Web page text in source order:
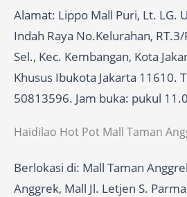
Alamat: Lippo Mall Puri, Lt. LG.
Indah Raya No.Kelurahan,
Sel., Kec. Kembangan, Kota
Khusus Ibukota Jakarta 11610.
50813596. Jam buka: pukul
Haidilao Hot Pot Mall Taman
Berlokasi di: Mall Taman
Anggrek, Mall Jl. Letjen S.